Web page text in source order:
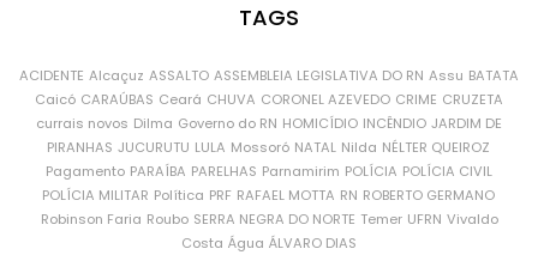
TAGS
ACIDENTE Alcaçuz ASSALTO ASSEMBLEIA LEGISLATIVA DO RN Assu BATATA
Caicó CARAÚBAS Ceará CHUVA CORONEL AZEVEDO CRIME CRUZETA
currais novos Dilma Governo do RN HOMICÍDIO INCÊNDIO JARDIM DE
PIRANHAS JUCURUTU LULA Mossoró NATAL Nilda NÉLTER QUEIROZ
Pagamento PARAÍBA PARELHAS Parnamirim POLÍCIA POLÍCIA CIVIL
POLÍCIA MILITAR Política PRF RAFAEL MOTTA RN ROBERTO GERMANO
Robinson Faria Roubo SERRA NEGRA DO NORTE Temer UFRN Vivaldo
Costa Água ÁLVARO DIAS